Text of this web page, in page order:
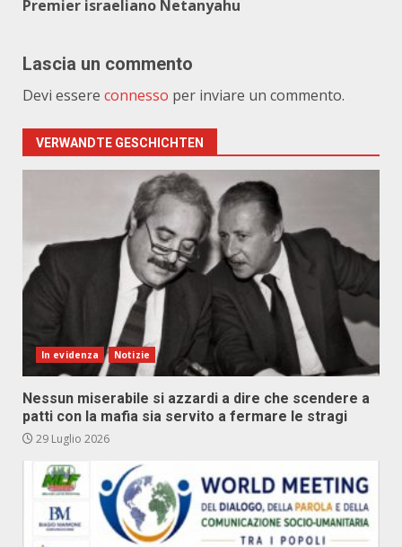
Premier israeliano Netanyahu
Lascia un commento
Devi essere connesso per inviare un commento.
VERWANDTE GESCHICHTEN
In evidenza Notizie
Nessun miserabile si azzardi a dire che scendere a
patti con la mafia sia servito a fermare le stragi
29 Luglio 2026